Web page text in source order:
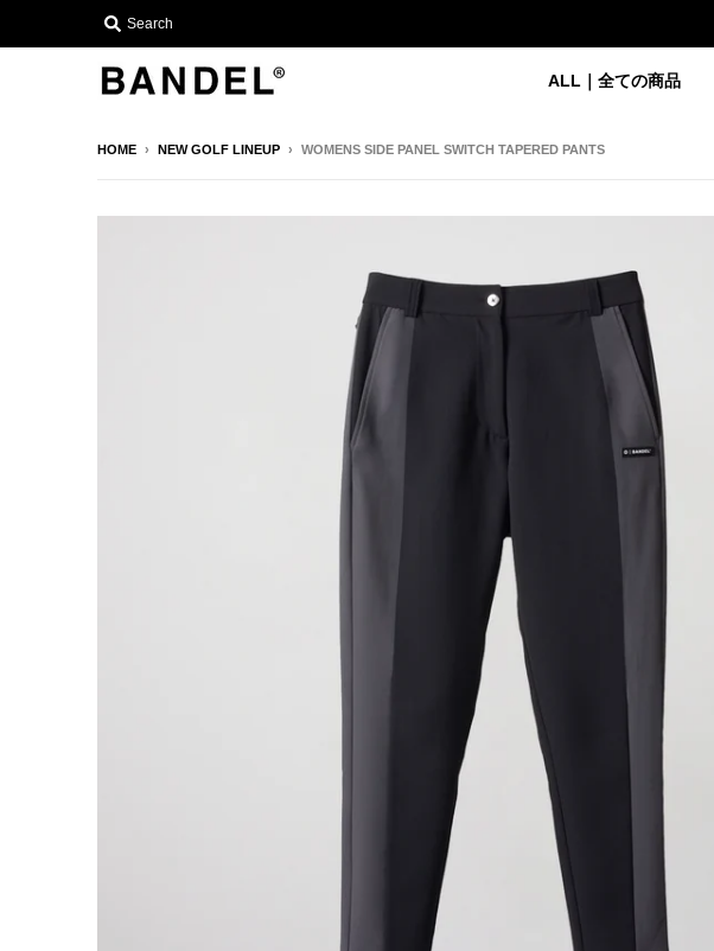
Search
ALL｜全ての商品
HOME › NEW GOLF LINEUP › WOMENS SIDE PANEL SWITCH TAPERED PANTS